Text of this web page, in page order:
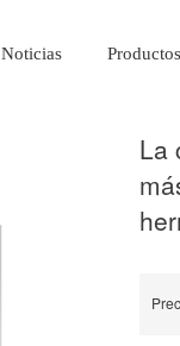
Noticias Productos
La